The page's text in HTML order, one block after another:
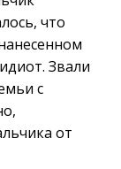
что
Звали
с
от